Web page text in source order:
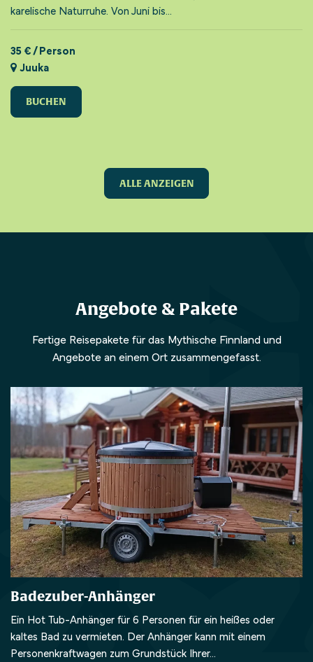
karelische Naturruhe. Von Juni bis...
35 € / Person
Juuka
BUCHEN
ALLE ANZEIGEN
Angebote & Pakete
Fertige Reisepakete für das Mythische Finnland und
Angebote an einem Ort zusammengefasst.
Badezuber-Anhänger
Ein Hot Tub-Anhänger für 6 Personen für ein heißes oder
kaltes Bad zu vermieten. Der Anhänger kann mit einem
Personenkraftwagen zum Grundstück Ihrer...